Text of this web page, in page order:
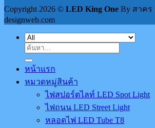
Copyright 2026 © LED King One By สาคร
designweb.com
ค้นหา:
หน้าแรก
หมวดหมู่สินค้า
ไฟสปอร์ตไลท์ LED Spot Light
ไฟถนน LED Street Light
หลอดไฟ LED Tube T8